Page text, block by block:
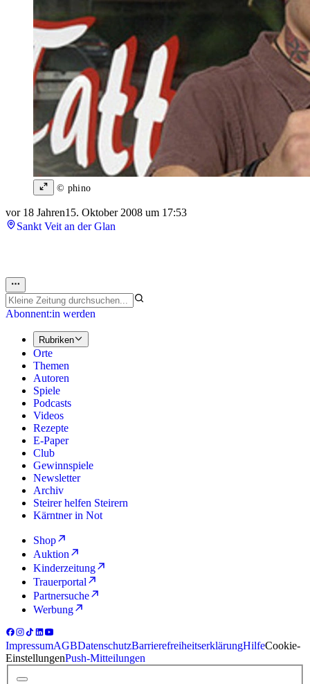
© phino
vor 18 Jahren15. Oktober 2008 um 17:53
Sankt Veit an der Glan
Abonnent:in werden
Rubriken
Orte
Themen
Autoren
Spiele
Podcasts
Videos
Rezepte
E-Paper
Club
Gewinnspiele
Newsletter
Archiv
Steirer helfen Steirern
Kärntner in Not
Shop
Auktion
Kinderzeitung
Trauerportal
Partnersuche
Werbung
ImpressumAGBDatenschutzBarrierefreiheitserklärungHilfeCookie-
EinstellungenPush-Mitteilungen